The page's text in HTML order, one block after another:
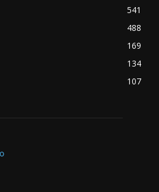
541
488
169
134
107